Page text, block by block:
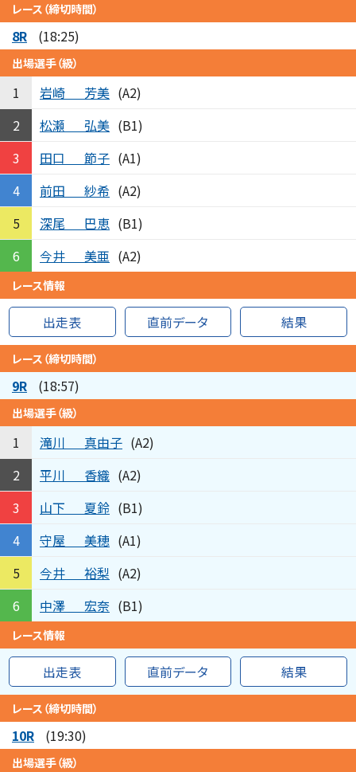
レース（締切時間）
8R (18:25)
出場選手（級）
1 岩崎 芳美 (A2)
2
松瀬 弘美 (B1)
3
田口 節子 (A1)
4
前田 紗希 (A2)
5
深尾 巴恵 (B1)
6
今井 美亜 (A2)
レース情報
出走表 直前データ 結果
レース（締切時間）
9R (18:57)
出場選手（級）
1 滝川 真由子 (A2)
2
平川 香織 (A2)
3
山下 夏鈴 (B1)
4
守屋 美穂 (A1)
5
今井 裕梨 (A2)
6
中澤 宏奈 (B1)
レース情報
出走表 直前データ 結果
レース（締切時間）
10R (19:30)
出場選手（級）